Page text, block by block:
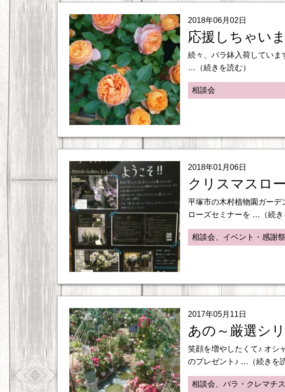
2018年06月02日
応援しちゃい
続々、バラ鉢入荷してい
…（続きを読む）
相談会
2018年01月06日
クリスマスロ
平塚市の木村植物園ガーデ
ローズセミナーを …（続き
相談会、イベント・感謝祭
2017年05月11日
あの～厳選シ
笑顔を増やしたくて♪ オシ
のプレゼント♪ …（続きを読
相談会、バラ・クレマチス